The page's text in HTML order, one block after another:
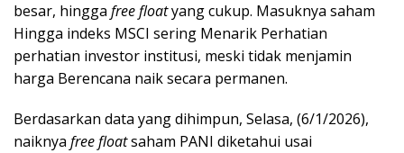
besar, hingga free floatyang cukup. Masuknya saham
Hingga indeks MSCI sering Menarik Perhatian
perhatian investor institusi, meski tidak menjamin
harga Berencana naik secara permanen.
Berdasarkan data yang dihimpun, Selasa, (6/1/2026),
naiknya free floatsaham PANI diketahui usai